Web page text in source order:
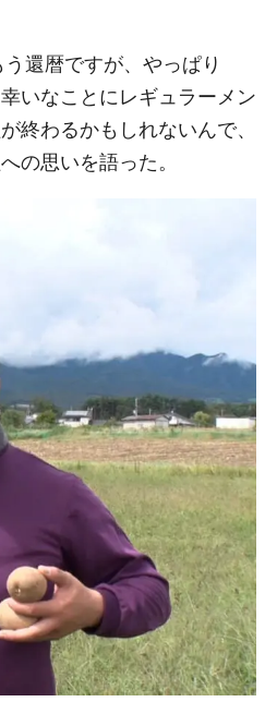
還暦ですが、やっぱり
いなことにレギュラーメン
終わるかもしれないんで、
の思いを語った。